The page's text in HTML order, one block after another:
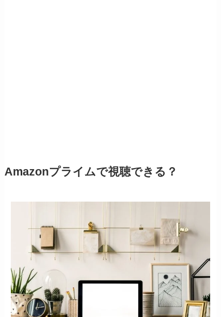
Amazonプライムで視聴できる？